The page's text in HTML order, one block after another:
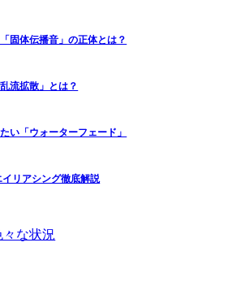
固体伝播音」の正体とは？
流拡散」とは？
い「ウォーターフェード」
リアシング徹底解説
々な状況